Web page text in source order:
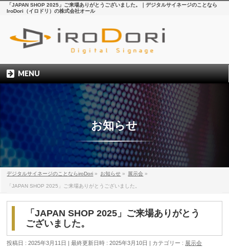
「JAPAN SHOP 2025」ご来場ありがとうございました。｜デジタルサイネージのことなら
IroDori（イロドリ）の株式会社オール
MENU
お知らせ
デジタルサイネージのことならiroDori » お知らせ » 展示会 »
「JAPAN SHOP 2025」ご来場ありがとうございました。
「JAPAN SHOP 2025」ご来場ありがとう
ございました。
投稿日 : 2025年3月11日 最終更新日時 : 2025年3月10日 カテゴリー : 展示会